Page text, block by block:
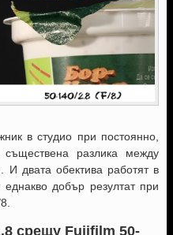
в студио при постоянно,
съществена разлика между
. И двата обектива работят в
добър резултат при
срещу Fujifilm 50-